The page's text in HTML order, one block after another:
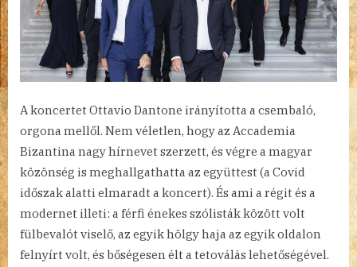
A koncertet Ottavio Dantone irányította a csembaló,
orgona mellől. Nem véletlen, hogy az Accademia
Bizantina nagy hírnevet szerzett, és végre a magyar
közönség is meghallgathatta az együttest (a Covid
időszak alatti elmaradt a koncert). És ami a régit és a
modernet illeti: a férfi énekes szólisták között volt
fülbevalót viselő, az egyik hölgy haja az egyik oldalon
felnyírt volt, és bőségesen élt a tetoválás lehetőségével.